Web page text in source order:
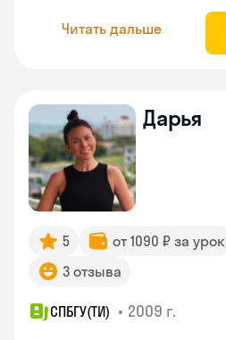
Читать дальше
Дарья
5 от 1090 ₽ за урок
3 отзыва
СПБГУ(ТИ) • 2009 г.